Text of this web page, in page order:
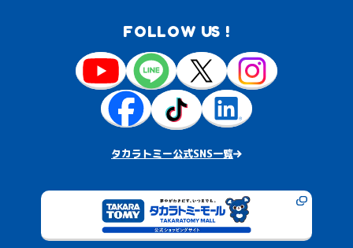
FOLLOW US !
タカラトミー公式SNS一覧